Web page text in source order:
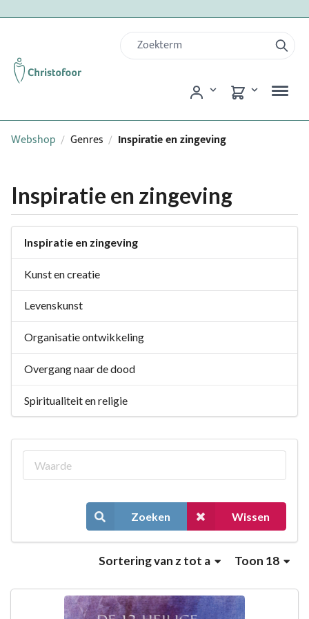
Webshop / Genres / Inspiratie en zingeving
Inspiratie en zingeving
Inspiratie en zingeving
Kunst en creatie
Levenskunst
Organisatie ontwikkeling
Overgang naar de dood
Spiritualiteit en religie
Zoeken Wissen
Toon 18
Sorteringvan z tot a